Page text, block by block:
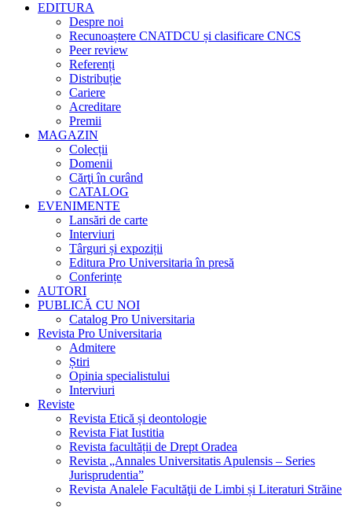
EDITURA
Despre noi
Recunoaștere CNATDCU și clasificare CNCS
Peer review
Referenți
Distribuție
Cariere
Acreditare
Premii
MAGAZIN
Colecții
Domenii
Cărţi în curând
CATALOG
EVENIMENTE
Lansări de carte
Interviuri
Târguri și expoziții
Editura Pro Universitaria în presă
Conferințe
AUTORI
PUBLICĂ CU NOI
Catalog Pro Universitaria
Revista Pro Universitaria
Admitere
Știri
Opinia specialistului
Interviuri
Reviste
Revista Etică și deontologie
Revista Fiat Iustitia
Revista facultății de Drept Oradea
Revista „Annales Universitatis Apulensis – Series
Jurisprudentia”
Revista Analele Facultăţii de Limbi și Literaturi Străine